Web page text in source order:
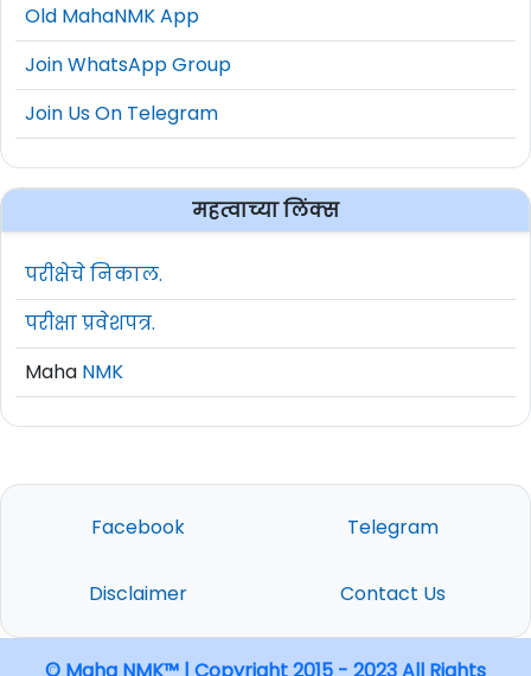
Old MahaNMK App
Join WhatsApp Group
Join Us On Telegram
महत्वाच्या लिंक्स
परीक्षेचे निकाल.
परीक्षा प्रवेशपत्र.
Maha NMK
Facebook Telegram
Disclaimer Contact Us